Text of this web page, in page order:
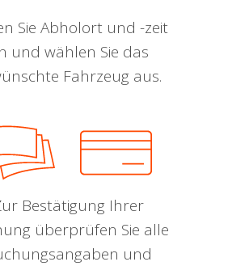
Sie Abholort und -zeit
und wählen Sie das
Fahrzeug aus.
Bestätigung Ihrer
überprüfen Sie alle
und